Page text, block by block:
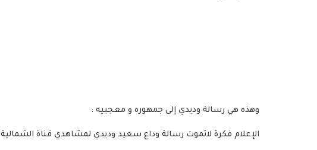
وهذه هي رسالة وديدي إلى جمهوره و معجبيه :
الإعلام فكرة لاتموت رسالة وداع سعيد وديدي لمشاهدي قناة الشمالية